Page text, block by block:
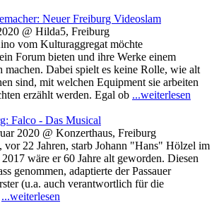
Neuer Freiburg Videoslam
@ Hilda5, Freiburg
vom Kulturaggregat möchte
Forum bieten und ihre Werke einem
machen. Dabei spielt es keine Rolle, wie alt
sind, mit welchen Equipment sie arbeiten
erzählt werden. Egal ob ...weiterlesen
Falco - Das Musical
2020 @ Konzerthaus, Freiburg
vor 22 Jahren, starb Johann "Hans" Hölzel im
wäre er 60 Jahre alt geworden. Diesen
genommen, adaptierte der Passauer
(u.a. auch verantwortlich für die
...weiterlesen